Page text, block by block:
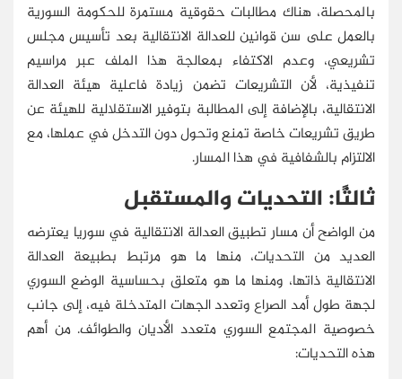
بالمحصلة، هناك مطالبات حقوقية مستمرة للحكومة السورية
بالعمل على سن قوانين للعدالة الانتقالية بعد تأسيس مجلس
تشريعي، وعدم الاكتفاء بمعالجة هذا الملف عبر مراسيم
تنفيذية، لأن التشريعات تضمن زيادة فاعلية هيئة العدالة
الانتقالية، بالإضافة إلى المطالبة بتوفير الاستقلالية للهيئة عن
طريق تشريعات خاصة تمنع وتحول دون التدخل في عملها، مع
الالتزام بالشفافية في هذا المسار.
ثالثًا: التحديات والمستقبل
من الواضح أن مسار تطبيق العدالة الانتقالية في سوريا يعترضه
العديد من التحديات، منها ما هو مرتبط بطبيعة العدالة
الانتقالية ذاتها، ومنها ما هو متعلق بحساسية الوضع السوري
لجهة طول أمد الصراع وتعدد الجهات المتدخلة فيه، إلى جانب
خصوصية المجتمع السوري متعدد الأديان والطوائف. من أهم
هذه التحديات: